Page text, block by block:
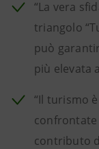
“La vera
triangolo
può
più elevata
“Il turismo
contributo